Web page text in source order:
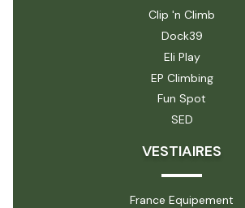
Clip 'n Climb
Dock39
Eli Play
EP Climbing
Fun Spot
SED
VESTIAIRES
France Equipement